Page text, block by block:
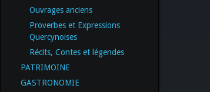
Ouvrages anciens
Proverbes et Expressions
Quercynoises
Récits, Contes et légendes
PATRIMOINE
GASTRONOMIE